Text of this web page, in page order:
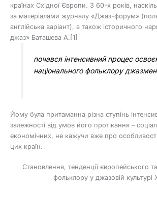
країнах Східної Європи. З 60-х років,
за матеріалами журналу «Джаз-форум»
англійська варіант), а також історичного
джаз» Баташева А.[1]
почався інтенсивний процес
національного фольклору
Йому була притаманна різна ступінь
залежності від умов його протікання –
економічних, не кажучи вже про
цих країн.
Становлення, тенденції європейського
фольклору у джазовій культурі